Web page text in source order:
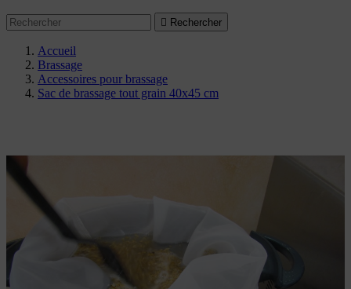
 Rechercher
Accueil
Brassage
Accessoires pour brassage
Sac de brassage tout grain 40x45 cm